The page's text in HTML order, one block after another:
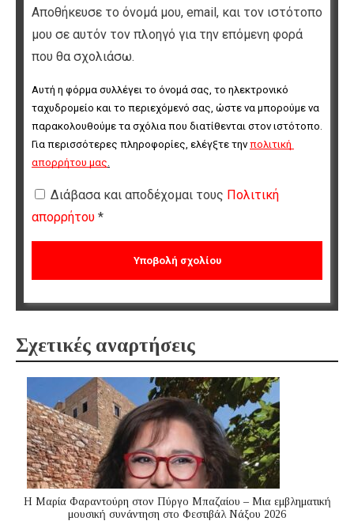
Αποθήκευσε το όνομά μου, email, και τον ιστότοπο
μου σε αυτόν τον πλοηγό για την επόμενη φορά
που θα σχολιάσω.
Αυτή η φόρμα συλλέγει το όνομά σας, το ηλεκτρονικό
ταχυδρομείο και το περιεχόμενό σας, ώστε να μπορούμε να
παρακολουθούμε τα σχόλια που διατίθενται στον ιστότοπο.
Για περισσότερες πληροφορίες, ελέγξτε την πολιτική
απορρήτου μας
Διάβασα και αποδέχομαι τους Πολιτική
απορρήτου *
Σχετικές αναρτήσεις
Η Μαρία Φαραντούρη στον Πύργο Μπαζαίου – Μια εμβληματική
μουσική συνάντηση στο Φεστιβάλ Νάξου 2026